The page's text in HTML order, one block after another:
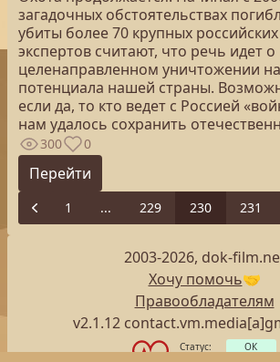
загадочных обстоятельствах
убиты более 70 крупных
экспертов считают, что речь идет о
целенаправленном уничтожении
потенциала нашей страны.
если да, то кто ведет с Россией
нам удалось сохранить
300 0
Перейти
Previous
1 ... 229 230 231
2003-2026, dok-
Хочу помочь🤝
Правообладателям
v2.1.12